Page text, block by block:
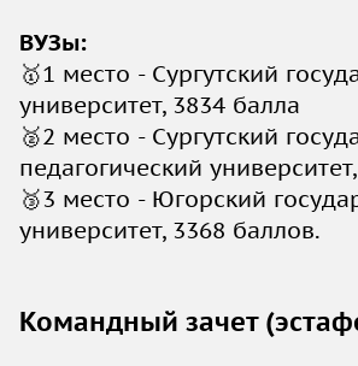
ВУЗы:
🥇1 место - Сургутский
университет, 3834 балла
🥈2 место - Сургутский
педагогический
🥉3 место - Югорский
университет, 3368 баллов.
Командный зачет